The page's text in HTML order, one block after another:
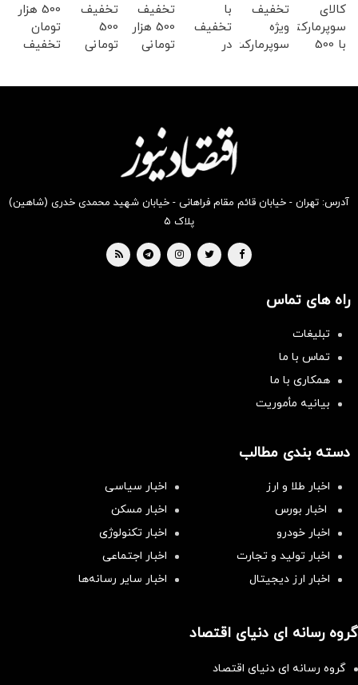
کالای
سوپرمارکتی
با 500
تخفیف
ویژه
سوپرمارکت
با
تخفیف
در
است
تخفیف
500 هزار
تومانی
تخفیف
500
تومانی
500 هزار
تومان
تخفیف
آدرس: تهران - خیابان قائم مقام فراهانی - خیابان شهید محمدی خدری (شاهین)
پلاک ۵
راه های تماس
تبلیغات
تماس با ما
همکاری با ما
بیانیه مأموریت
دسته بندی مطالب
اخبار طلا و ارز
اخبار سیاسی
اخبار بورس
اخبار مسکن
اخبار خودرو
اخبار تکنولوژی
اخبار تولید و تجارت
اخبار اجتماعی
اخبار ارز دیجیتال
اخبار سایر رسانه‌‌ها
گروه رسانه ای دنیای اقتصاد
گروه رسانه ای دنیای اقتصاد